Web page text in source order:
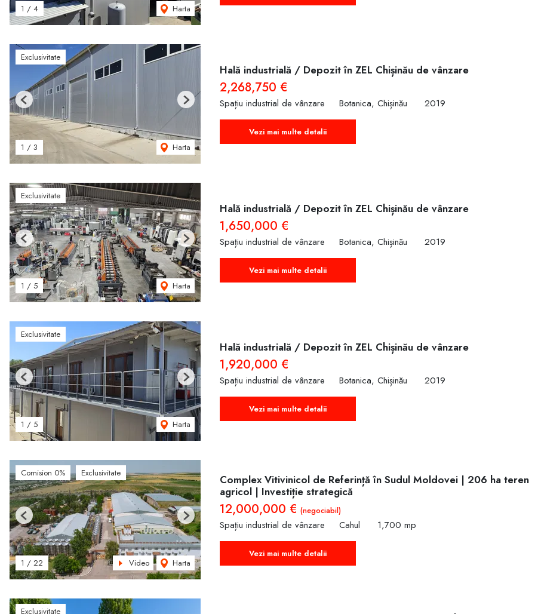
1 / 4 Harta
Exclusivitate
1 / 3 Harta
Previous Next
Hală industrială / Depozit în ZEL Chișinău de vânzare
2,268,750 €
Spațiu industrial de vânzare Botanica, Chișinău 2019
Vezi mai multe detalii
Exclusivitate
1 / 5 Harta
Previous Next
Hală industrială / Depozit în ZEL Chișinău de vânzare
1,650,000 €
Spațiu industrial de vânzare Botanica, Chișinău 2019
Vezi mai multe detalii
Exclusivitate
1 / 5 Harta
Previous Next
Hală industrială / Depozit în ZEL Chișinău de vânzare
1,920,000 €
Spațiu industrial de vânzare Botanica, Chișinău 2019
Vezi mai multe detalii
Comision 0% Exclusivitate
1 / 22 Video Harta
Previous Next
Complex Vitivinicol de Referință în Sudul Moldovei | 206 ha teren
agricol | Investiție strategică
12,000,000 € (negociabil)
Spațiu industrial de vânzare Cahul 1,700 mp
Vezi mai multe detalii
Exclusivitate